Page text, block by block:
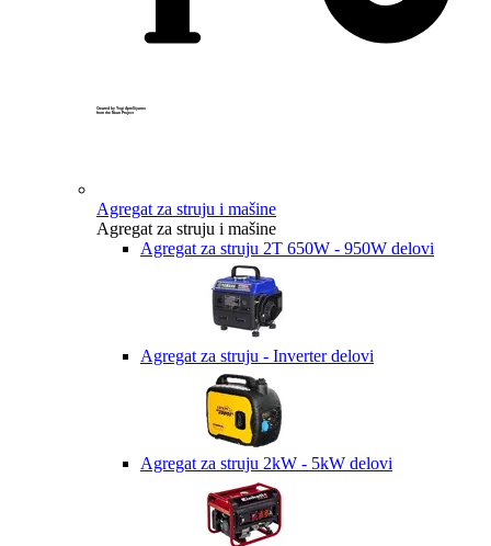
Created by Yogi Aprelliyanto
from the Noun Project
Agregat za struju i mašine
Agregat za struju i mašine
Agregat za struju 2T 650W - 950W delovi
Agregat za struju - Inverter delovi
Agregat za struju 2kW - 5kW delovi